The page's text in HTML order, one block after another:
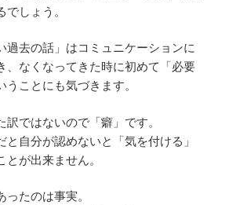
しょう。
過去の話」はコミュニケーションに
、なくなってきた時に初めて「必要
うことにも気づきます。
ではないので「癖」です。
と自分が認めないと「気を付ける」
とが出来ません。
たのは事実。